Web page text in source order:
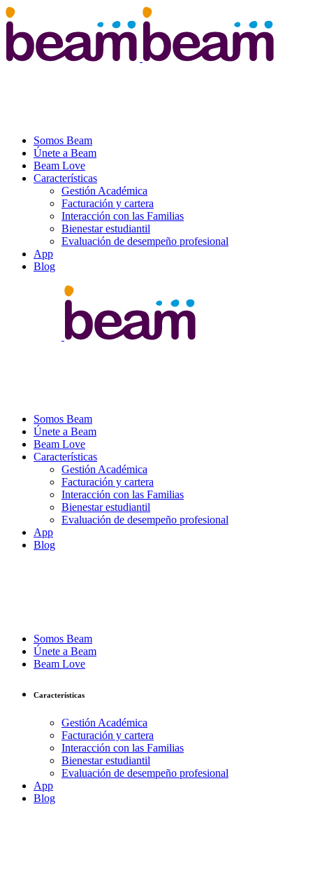
Somos Beam
Únete a Beam
Beam Love
Características
Gestión Académica
Facturación y cartera
Interacción con las Familias
Bienestar estudiantil
Evaluación de desempeño profesional
App
Blog
Somos Beam
Únete a Beam
Beam Love
Características
Gestión Académica
Facturación y cartera
Interacción con las Familias
Bienestar estudiantil
Evaluación de desempeño profesional
App
Blog
Somos Beam
Únete a Beam
Beam Love
Características
Gestión Académica
Facturación y cartera
Interacción con las Familias
Bienestar estudiantil
Evaluación de desempeño profesional
App
Blog